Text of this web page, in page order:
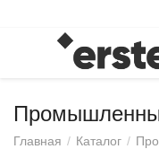
Главная / Каталог /